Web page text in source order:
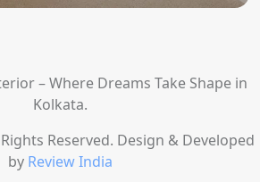
– Where Dreams Take Shape in
Kolkata.
Reserved. Design & Developed
by Review India